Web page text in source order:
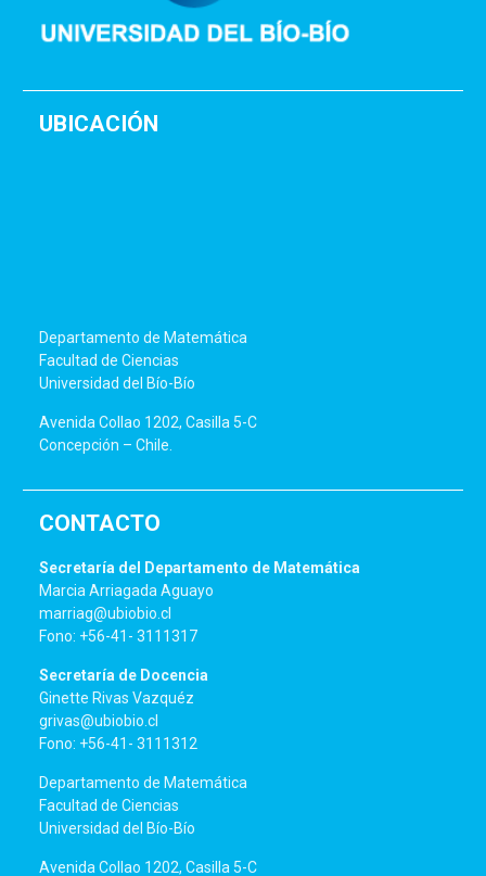
UBICACIÓN
Departamento de Matemática
Facultad de Ciencias
Universidad del Bío-Bío
Avenida Collao 1202, Casilla 5-C
Concepción – Chile.
CONTACTO
Secretaría del Departamento de Matemática
Marcia Arriagada Aguayo
marriag@ubiobio.cl
Fono: +56-41- 3111317
Secretaría de Docencia
Ginette Rivas Vazquéz
grivas@ubiobio.cl
Fono: +56-41- 3111312
Departamento de Matemática
Facultad de Ciencias
Universidad del Bío-Bío
Avenida Collao 1202, Casilla 5-C